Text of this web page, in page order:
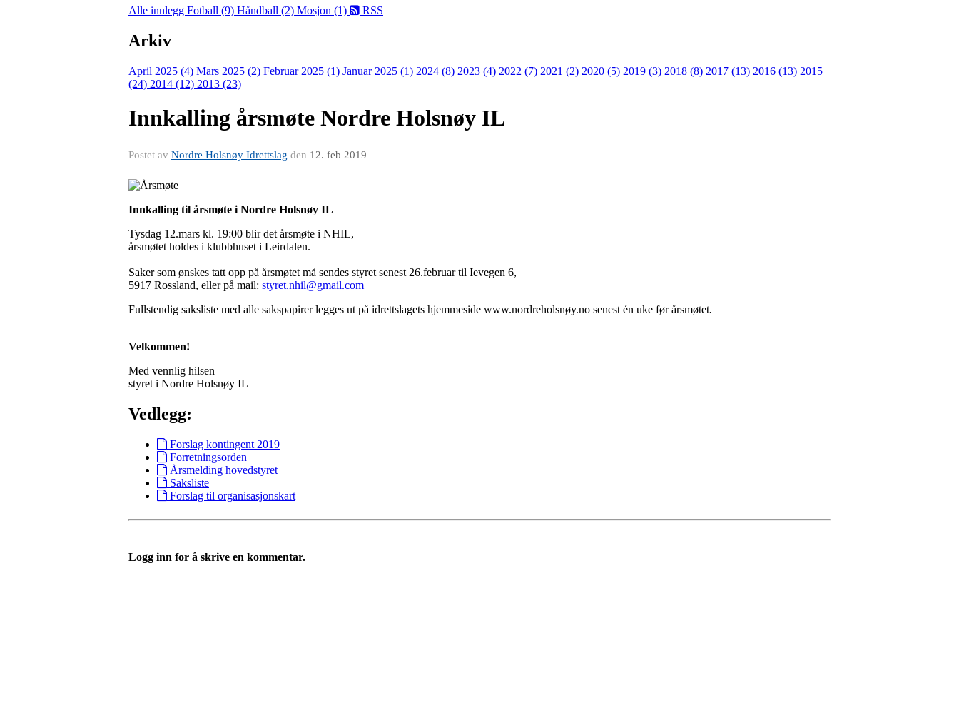
Alle innlegg Fotball (9) Håndball (2) Mosjon (1) RSS
Arkiv
April 2025 (4) Mars 2025 (2) Februar 2025 (1) Januar 2025 (1) 2024 (8) 2023 (4) 2022 (7) 2021 (2) 2020 (5) 2019 (3) 2018 (8) 2017 (13) 2016 (13) 2015
(24) 2014 (12) 2013 (23)
Innkalling årsmøte Nordre Holsnøy IL
Postet av Nordre Holsnøy Idrettslag den 12. feb 2019
Innkalling til årsmøte i Nordre Holsnøy IL
Tysdag 12.mars kl. 19:00 blir det årsmøte i NHIL,
årsmøtet holdes i klubbhuset i Leirdalen.
Saker som ønskes tatt opp på årsmøtet må sendes styret senest 26.februar til Ievegen 6,
5917 Rossland, eller på mail: styret.nhil@gmail.com
Fullstendig saksliste med alle sakspapirer legges ut på idrettslagets hjemmeside www.nordreholsnøy.no senest én uke før årsmøtet.
Velkommen!
Med vennlig hilsen
styret i Nordre Holsnøy IL
Vedlegg:
Forslag kontingent 2019
Forretningsorden
Årsmelding hovedstyret
Saksliste
Forslag til organisasjonskart
Logg inn for å skrive en kommentar.